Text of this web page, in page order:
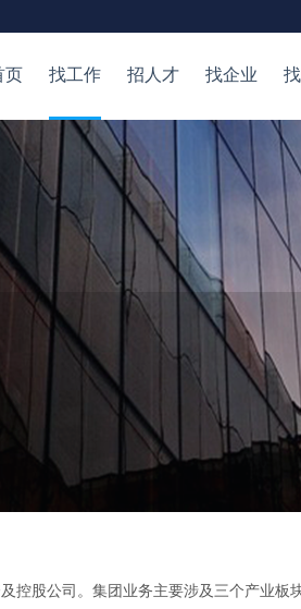
页 找工作 招人才 找企业
控股公司。集团业务主要涉及三个产业板